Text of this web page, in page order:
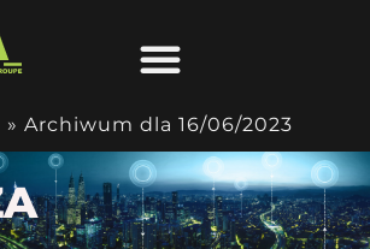
»Archiwum dla 16/06/2023